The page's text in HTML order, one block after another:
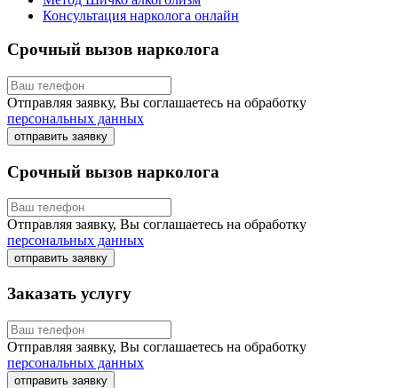
Консультация нарколога онлайн
Срочный вызов нарколога
Отправляя заявку, Вы соглашаетесь на обработку
персональных данных
отправить заявку
Срочный вызов нарколога
Отправляя заявку, Вы соглашаетесь на обработку
персональных данных
отправить заявку
Заказать услугу
Отправляя заявку, Вы соглашаетесь на обработку
персональных данных
отправить заявку